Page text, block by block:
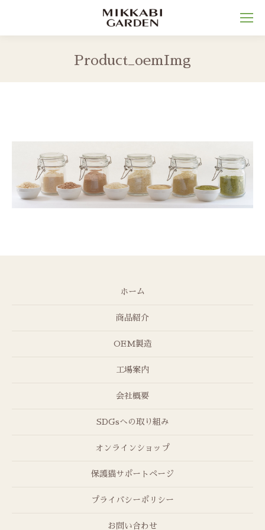
Product_oemImg
You are here:
ホーム
商品紹介
OEM製造
工場案内
会社概要
SDGsへの取り組み
オンラインショップ
保護猫サポートページ
プライバシーポリシー
お問い合わせ